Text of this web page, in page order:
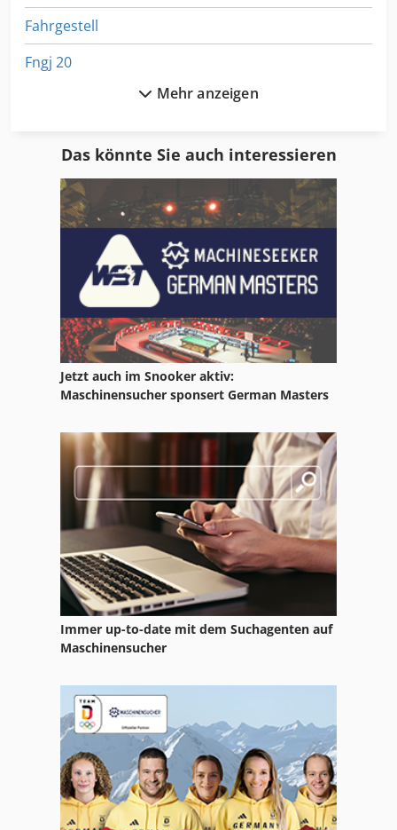
Fahrgestell
Fngj 20
Gl 172
Hsc 20 Linear
International 1754
International 2674
International 433
International 560
Kgs 1670
Ks 205
Leit Und Zugspindeldrehmaschine
Lenkachse
Ls 703
Str 701
Tur 560
Mehr anzeigen
Das könnte Sie auch interessieren
Jetzt auch im Snooker aktiv:
Maschinensucher sponsert German Masters
Immer up-to-date mit dem Suchagenten auf
Maschinensucher